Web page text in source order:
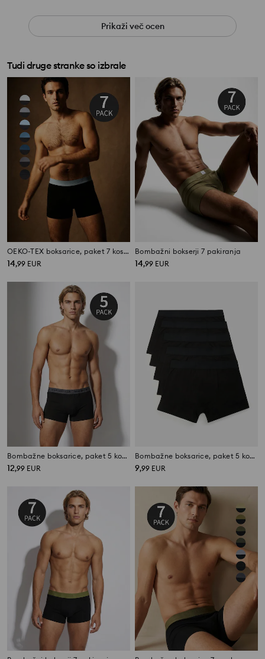
Prikaži več ocen
Tudi druge stranke so izbrale
OEKO-TEX boksarice, paket 7 kosov
14,99 EUR
Bombažni bokserji 7 pakiranja
14,99 EUR
Bombažne boksarice, paket 5 kosov
12,99 EUR
Bombažne boksarice, paket 5 kosov
9,99 EUR